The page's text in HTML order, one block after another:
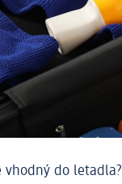
vhodný do letadla?